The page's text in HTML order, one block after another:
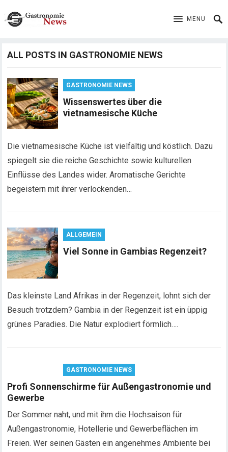
MENU
ALL POSTS IN GASTRONOMIE NEWS
GASTRONOMIE NEWS
Wissenswertes über die
vietnamesische Küche
Die vietnamesische Küche ist vielfältig und köstlich. Dazu
spiegelt sie die reiche Geschichte sowie kulturellen
Einflüsse des Landes wider. Aromatische Gerichte
begeistern mit ihrer verlockenden…
ALLGEMEIN
Viel Sonne in Gambias Regenzeit?
Das kleinste Land Afrikas in der Regenzeit, lohnt sich der
Besuch trotzdem? Gambia in der Regenzeit ist ein üppig
grünes Paradies. Die Natur explodiert förmlich….
GASTRONOMIE NEWS
Profi Sonnenschirme für Außengastronomie und
Gewerbe
Der Sommer naht, und mit ihm die Hochsaison für
Außengastronomie, Hotellerie und Gewerbeflächen im
Freien. Wer seinen Gästen ein angenehmes Ambiente bei